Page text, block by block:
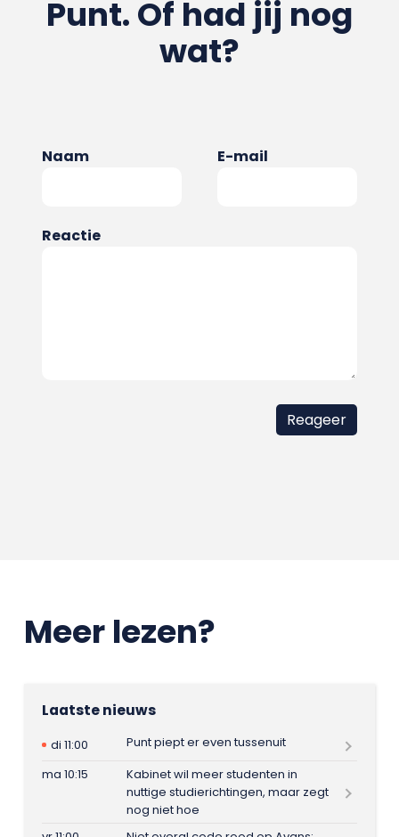
Punt. Of had jij nog
wat?
Naam E-mail
Reactie
Meer lezen?
Laatste nieuws
di 11:00
Punt piept er even tussenuit
ma 10:15
Kabinet wil meer studenten in
nuttige studierichtingen, maar zegt
nog niet hoe